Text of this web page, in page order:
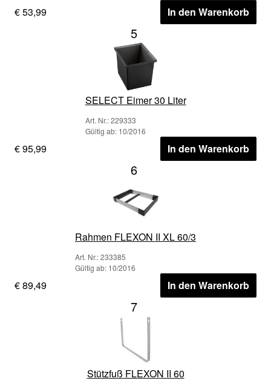
€ 53,99 In den Warenkorb
5
SELECT Eimer 30 Liter
Art. Nr.: 229333
Gültig ab: 10/2016
€ 95,99 In den Warenkorb
6
Rahmen FLEXON II XL 60/3
Art. Nr.: 233385
Gültig ab: 10/2016
€ 89,49 In den Warenkorb
7
Stützfuß FLEXON II 60